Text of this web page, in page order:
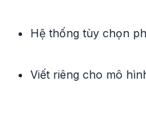
Hệ thống tùy chọn
Viết riêng cho mô